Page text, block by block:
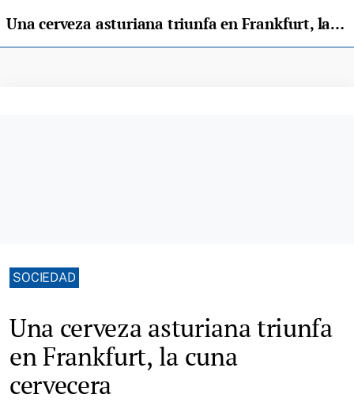
Una cerveza asturiana triunfa en Frankfurt, la cuna cervecera
SOCIEDAD
Una cerveza asturiana triunfa
en Frankfurt, la cuna
cervecera